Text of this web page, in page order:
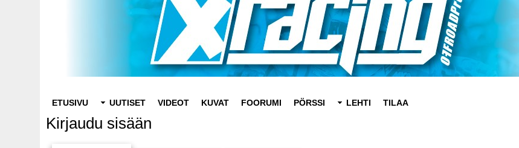
navigation
ETUSIVU UUTISET VIDEOT KUVAT FOORUMI PÖRSSI LEHTI TILAA
Kirjaudu sisään